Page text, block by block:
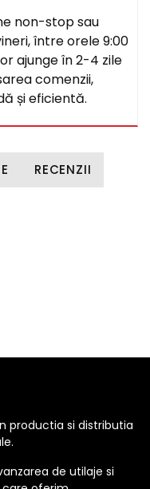
non-stop sau
între orele 9:00
ajunge în 2-4 zile
comenzii,
și eficientă.
RECENZII
productia si distributia
de utilaje si